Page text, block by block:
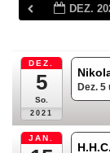
DEZ.
DEZ.
5
So.
2021
Dez. 5
JAN.